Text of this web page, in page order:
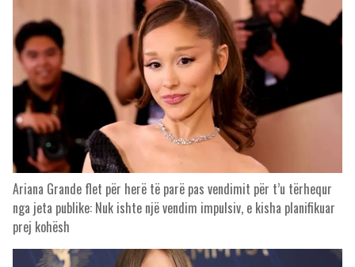
Ariana Grande flet për herë të parë pas vendimit për t’u tërhequr
nga jeta publike: Nuk ishte një vendim impulsiv, e kisha planifikuar
prej kohësh